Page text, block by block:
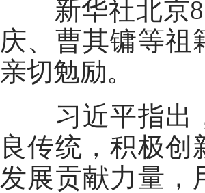
新华社北京8
庆、曹其镛等祖
亲切勉励。
习近平指出，
良传统，积极
发展贡献力量，